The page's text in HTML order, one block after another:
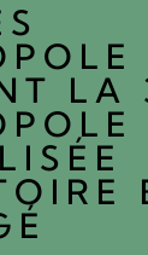
LA